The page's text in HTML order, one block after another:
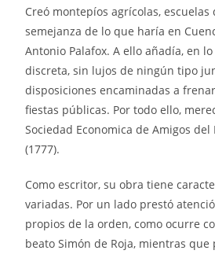
Creó montepíos agrícolas, escuelas
semejanza de lo que haría en
Antonio Palafox. A ello añadía, en
discreta, sin lujos de ningún tipo
disposiciones encaminadas a
fiestas públicas. Por todo ello,
Sociedad Economica de Amigos del
(1777).
Como escritor, su obra tiene
variadas. Por un lado prestó
propios de la orden, como ocurre
beato Simón de Roja, mientras